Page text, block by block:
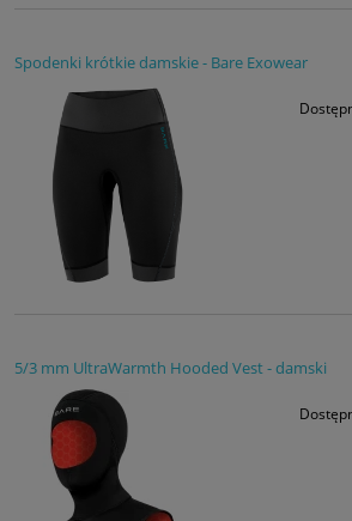
Spodenki krótkie damskie - Bare Exowear
5/3 mm UltraWarmth Hooded Vest - damski